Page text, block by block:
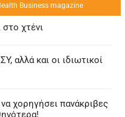
Business magazine
χτένι
αλλά και οι ιδιωτικοί
χορηγήσει πανάκριβες